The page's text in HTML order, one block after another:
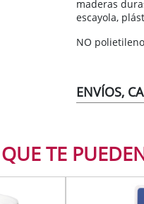
maderas
escayola,
NO
ENVÍOS,
TE